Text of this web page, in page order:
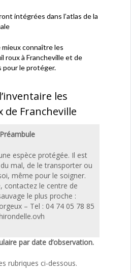
intégrées dans l’atlas de la
connaître les
roux à Francheville et de
pour le protéger.
les
de Francheville
Préambule
espèce protégée. Il est
mal, de le transporter ou
même pour le soigner.
contactez le centre de
le plus proche :
– Tel : 04 74 05 78 85
par date d’observation.
rubriques ci-dessous.